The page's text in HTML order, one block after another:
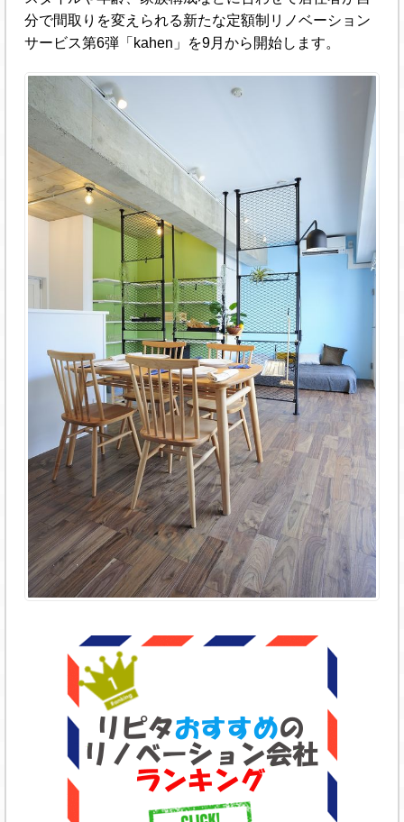
分で間取りを変えられる新たな定額制リノベーション
サービス第6弾「kahen」を9月から開始します。